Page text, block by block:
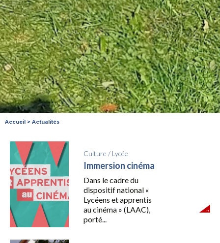
Accueil > Actualités
Culture / Lycée
Immersion cinéma
Dans le cadre du
dispositif national «
Lycéens et apprentis
au cinéma » (LAAC),
porté...